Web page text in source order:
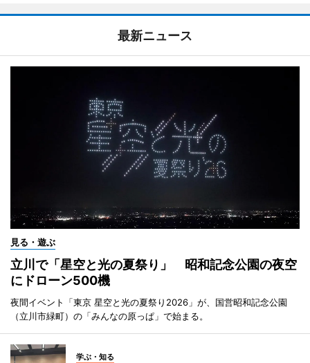
最新ニュース
見る・遊ぶ
立川で「星空と光の夏祭り」 昭和記念公園の夜空
にドローン500機
夜間イベント「東京 星空と光の夏祭り2026」が、国営昭和記念公園
（立川市緑町）の「みんなの原っぱ」で始まる。
学ぶ・知る